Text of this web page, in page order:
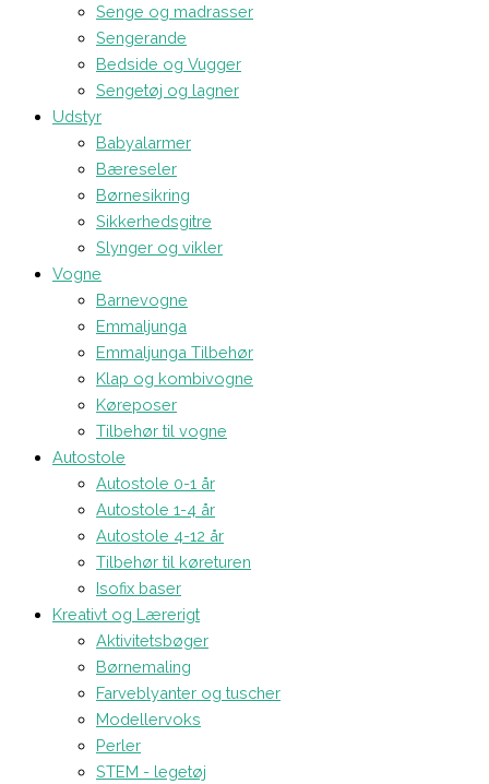
Senge og madrasser
Sengerande
Bedside og Vugger
Sengetøj og lagner
Udstyr
Babyalarmer
Bæreseler
Børnesikring
Sikkerhedsgitre
Slynger og vikler
Vogne
Barnevogne
Emmaljunga
Emmaljunga Tilbehør
Klap og kombivogne
Køreposer
Tilbehør til vogne
Autostole
Autostole 0-1 år
Autostole 1-4 år
Autostole 4-12 år
Tilbehør til køreturen
Isofix baser
Kreativt og Lærerigt
Aktivitetsbøger
Børnemaling
Farveblyanter og tuscher
Modellervoks
Perler
STEM - legetøj